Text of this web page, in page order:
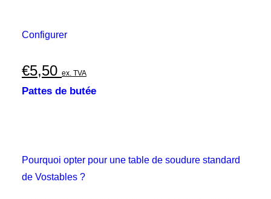
Configurer
€5,50 ex. TVA
Pattes de butée
Pourquoi opter pour une table de soudure standard
de Vostables ?